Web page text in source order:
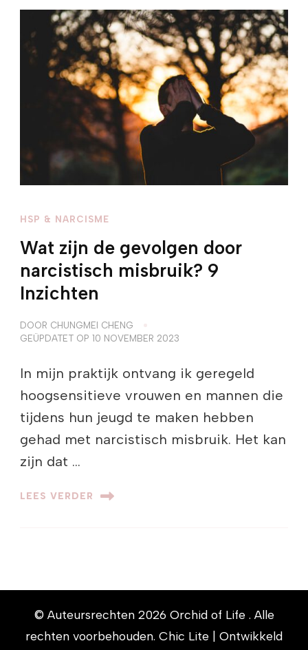
HSP & NARCISME
Wat zijn de gevolgen door
narcistisch misbruik? 9
Inzichten
DOOR CHUNGMEI CHENG
GEÜPDATET OP 10 NOVEMBER 2023
In mijn praktijk ontvang ik geregeld
hoogsensitieve vrouwen en mannen die
tijdens hun jeugd te maken hebben
gehad met narcistisch misbruik. Het kan
zijn dat …
LEES VERDER
© Auteursrechten 2026 Orchid of Life . Alle
rechten voorbehouden. Chic Lite | Ontwikkeld